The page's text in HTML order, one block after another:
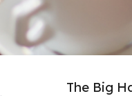
The Big